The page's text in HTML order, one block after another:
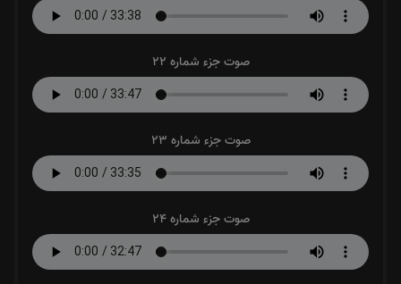
صوت جزء شماره 22
صوت جزء شماره 23
صوت جزء شماره 24